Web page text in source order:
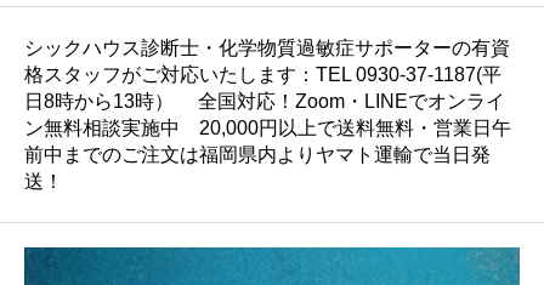
シックハウス診断士・化学物質過敏症サポーターの有資
格スタッフがご対応いたします：TEL 0930-37-1187(平
日8時から13時） 全国対応！Zoom・LINEでオンライ
ン無料相談実施中 20,000円以上で送料無料・営業日午
前中までのご注文は福岡県内よりヤマト運輸で当日発
送！